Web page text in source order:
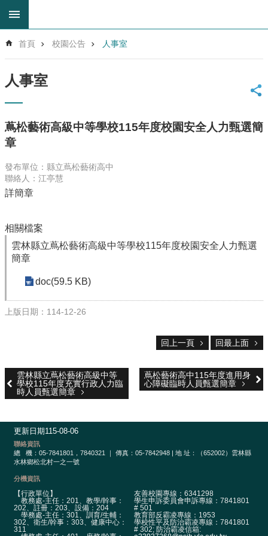
跳到主要內容區塊
階
搜
首
頁
網
站
覽
雲
教
育
網
入
平
園
公
告
選
單
認
識
本
行
首頁 校園公告 人事室
人事室
蔦松藝術高級中等學校115年度校園安全人力甄選簡
章
發布單位：縣立蔦松藝術高中
聯絡人：江亭慧
詳簡章
相關檔案
雲林縣立蔦松藝術高級中等學校115年度校園安全人力甄選
簡章
doc(59.5 KB)
上版日期：114-12-26
回上一頁 回最上面
雲林縣立蔦松藝術高級中等
學校115年度充實行政人力臨
時人員甄選簡章
蔦松藝術高中115年度進用身
心障礙臨時人員甄選簡章
更新日期115-08-06
聯絡資訊
總
機：05-7841801，7840321 ｜ 傳真：05-7842948 | 地 址：（652002）雲林縣
水林鄉松北村一之一號
分機資訊
【行政單位】
教務處-主任：201、教學/幹事：
202、註冊：203、設備：204
學務處-主任：301、訓育/生輔：
302、衛生/幹事：303、健康中心：
311
友善校園專線：6341298
學生申訴委員會申訴專線：7841801
# 501
教育部反霸凌專線：1953
學校性平及防治霸凌專線：7841801
# 302; 防治霸凌信箱: